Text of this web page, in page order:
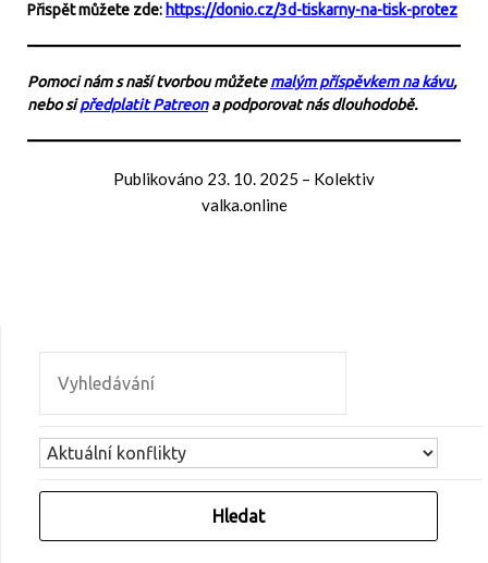
Přispět můžete zde: https://donio.cz/3d-tiskarny-na-tisk-protez
Pomoci nám s naší tvorbou můžetemalým příspěvkem na kávu,
nebo sipředplatit Patreona podporovat nás dlouhodobě.
Publikováno 23. 10. 2025 – Kolektiv
valka.online